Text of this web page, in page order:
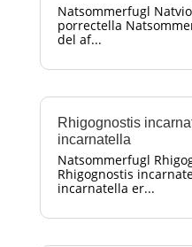
Natsommerfugl
porrectella
del af...
Rhigognostis
incarnatella
Natsommerfugl
Rhigognostis
incarnatella er...